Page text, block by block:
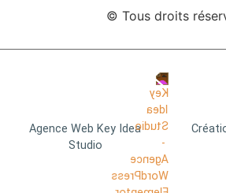
© Tous droits
Agence Web Key Idea
Studio